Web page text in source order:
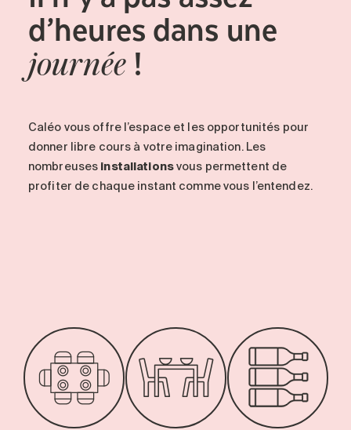
d’heures dans une
journée!
Caléo vous offre l’espace et les opportunités pour
donner libre cours à votre imagination. Les
nombreuses installationsvous permettent de
profiter de chaque instant comme vous l’entendez.